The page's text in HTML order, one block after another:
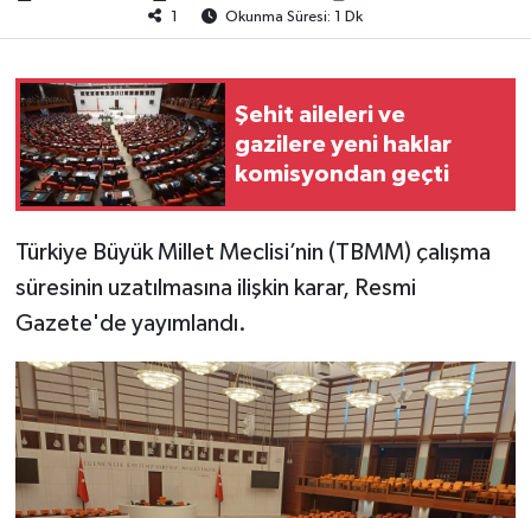
1
Okunma Süresi: 1 Dk
Şehit aileleri ve
gazilere yeni haklar
komisyondan geçti
Türkiye Büyük Millet Meclisi’nin (TBMM) çalışma
süresinin uzatılmasına ilişkin karar, Resmi
Gazete'de yayımlandı.